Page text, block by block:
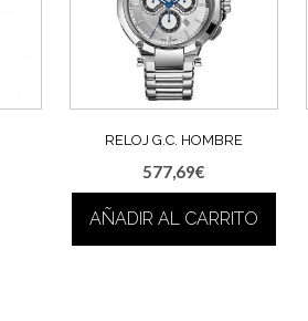
RELOJ G.C. HOMBRE
577,69€
AÑADIR AL CARRITO